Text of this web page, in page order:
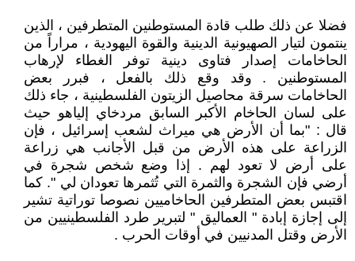
فضلا عن ذلك طلب قادة المستوطنين المتطرفين ، الذين
ينتمون لتيار الصهيونية الدينية والقوة اليهودية ، مراراً من
الحاخامات إصدار فتاوى دينية توفر الغطاء لإرهاب
المستوطنين . وقد وقع ذلك بالفعل ، فبرر بعض
الحاخامات سرقة محاصيل الزيتون الفلسطينية ، جاء ذلك
على لسان الحاخام الأكبر السابق مردخاي إلياهو حيث
قال : "بما أن الأرض هي ميراث لشعب إسرائيل ، فإن
الزراعة على هذه الأرض من قبل الأجانب هي زراعة
على أرض لا تعود لهم . إذا وضع شخص شجرة في
أرضي فإن الشجرة والثمرة التي تُثمرها تعودان لي ". كما
اقتبس بعض المتطرفين الحاخاميين نصوصا توراتية تشير
إلى إجازة إبادة " العماليق " لتبرير طرد الفلسطينيين من
الأرض وقتل المدنيين في أوقات الحرب .